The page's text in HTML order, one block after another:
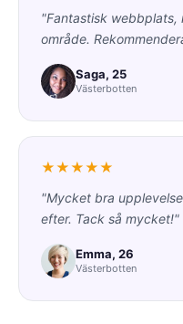
"Fantastisk webbplats,
område.
Saga, 25
Västerbotten
★★★★★
"Mycket bra
efter. Tack så mycket!"
Emma, 26
Västerbotten